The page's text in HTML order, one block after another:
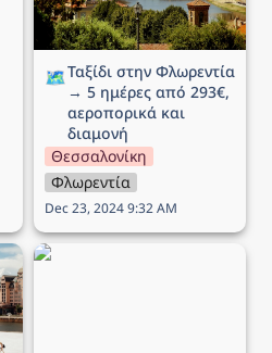
🗺️Ταξίδι στην Φλωρεντία
→ 5 ημέρες από 293€,
αεροπορικά και
διαμονή
Θεσσαλονίκη
Φλωρεντία
Dec 23, 2024 9:32 AM
Ταξίδι στην Μπρατισλάβα